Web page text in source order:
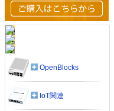
OpenBlocks
IoT関連